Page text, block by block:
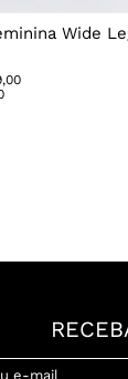
Wide